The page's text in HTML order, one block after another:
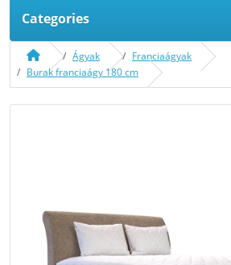
Categories
Ágyak
Franciaágyak
Burak franciaágy 180 cm